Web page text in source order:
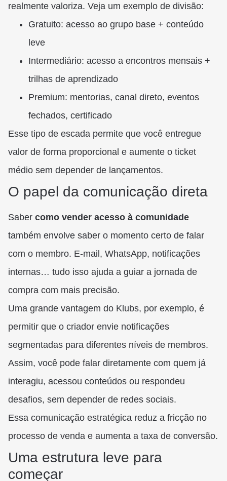
realmente valoriza. Veja um exemplo de divisão:
Gratuito: acesso ao grupo base + conteúdo
leve
Intermediário: acesso a encontros mensais +
trilhas de aprendizado
Premium: mentorias, canal direto, eventos
fechados, certificado
Esse tipo de escada permite que você entregue
valor de forma proporcional e aumente o ticket
médio sem depender de lançamentos.
O papel da comunicação direta
Saber como vender acesso à comunidade
também envolve saber o momento certo de falar
com o membro. E-mail, WhatsApp, notificações
internas… tudo isso ajuda a guiar a jornada de
compra com mais precisão.
Uma grande vantagem do Klubs, por exemplo, é
permitir que o criador envie notificações
segmentadas para diferentes níveis de membros.
Assim, você pode falar diretamente com quem já
interagiu, acessou conteúdos ou respondeu
desafios, sem depender de redes sociais.
Essa comunicação estratégica reduz a fricção no
processo de venda e aumenta a taxa de conversão.
Uma estrutura leve para
começar